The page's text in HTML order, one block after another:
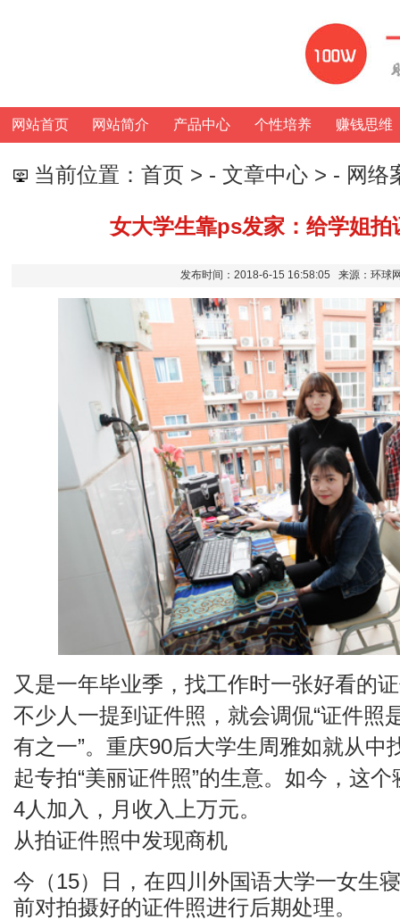
网站首页 网站简介 产品中心 个性培养 赚钱思维
当前位置： 首页 > - 文章中心 > - 网络
女大学生靠ps发家：给学姐拍
发布时间：2018-6-15 16:58:05 来源：环
又是一年毕业季，找工作时一张好看的
不少人一提到证件照，就会调侃“证件照
有之一”。重庆90后大学生周雅如就从中
起专拍“美丽证件照”的生意。如今，这
4人加入，月收入上万元。
从拍证件照中发现商机
今（15）日，在四川外国语大学一女生
前对拍摄好的证件照进行后期处理。